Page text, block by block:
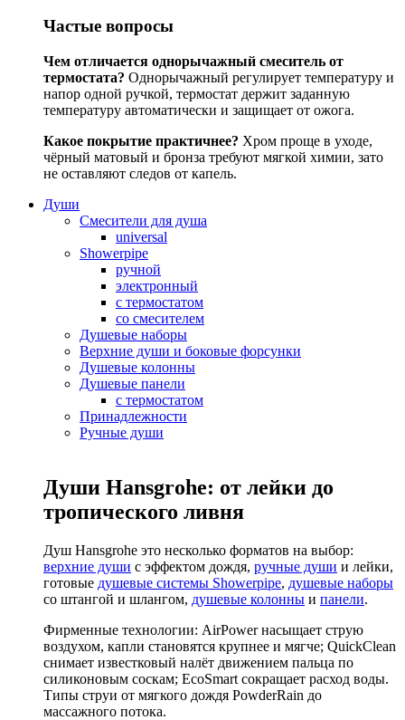
Частые вопросы
Чем отличается однорычажный смеситель от
термостата? Однорычажный регулирует температуру и
напор одной ручкой, термостат держит заданную
температуру автоматически и защищает от ожога.
Какое покрытие практичнее? Хром проще в уходе,
чёрный матовый и бронза требуют мягкой химии, зато
не оставляют следов от капель.
Души
Смесители для душа
universal
Showerpipe
ручной
электронный
с термостатом
со смесителем
Душевые наборы
Верхние души и боковые форсунки
Душевые колонны
Душевые панели
с термостатом
Принадлежности
Ручные души
Души Hansgrohe: от лейки до
тропического ливня
Душ Hansgrohe это несколько форматов на выбор:
верхние души с эффектом дождя, ручные души и лейки,
готовые душевые системы Showerpipe, душевые наборы
со штангой и шлангом, душевые колонны и панели.
Фирменные технологии: AirPower насыщает струю
воздухом, капли становятся крупнее и мягче; QuickClean
снимает известковый налёт движением пальца по
силиконовым соскам; EcoSmart сокращает расход воды.
Типы струи от мягкого дождя PowderRain до
массажного потока.